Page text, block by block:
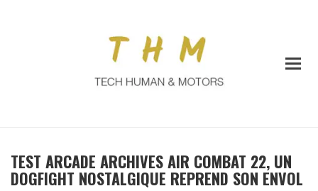
TEST ARCADE ARCHIVES AIR COMBAT 22, UN
DOGFIGHT NOSTALGIQUE REPREND SON ENVOL